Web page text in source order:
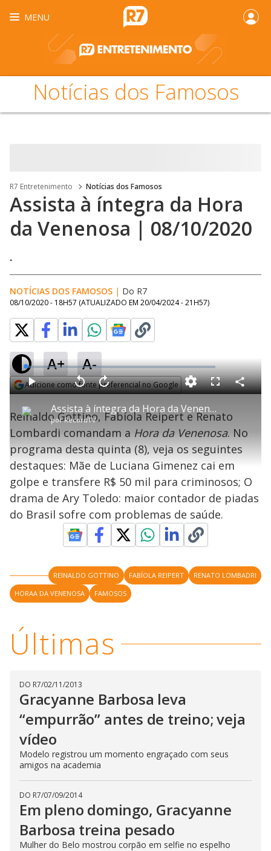
MENU
Notícias dos Famosos
R7 Entretenimento Notícias dos Famosos
Assista à íntegra da Hora
da Venenosa | 08/10/2020
.
NOTÍCIAS DOS FAMOSOS | Do R7
08/10/2020 - 18H57 (ATUALIZADO EM 20/04/2024 - 21H57)
A+ A-
Adicione como fonte preferencial no Google
P
l
a
y
V
i
d
o
Assista à íntegra da Hora da Venenosa | 08/10/2020
porRecordTV
P V
t
a
r
0
e
g
n
d
o
s
A
a
n
r
1
s
e
g
u
n
L
o
a
d
e
:
0
.
5
8
%
F
l
s
c
e
e
n
C
o
l
a
Reinaldo Gottino, Fabíola Reipert e Renato
Lombardi comandam a Hora da Venenosa. No
programa desta quinta (8), veja os seguintes
destaques: Mãe de Luciana Gimenez cai em
golpe e transfere R$ 50 mil para criminosos; O
drama de Ary Toledo: maior contador de piadas
do Brasil sofre com problemas de saúde.
REINALDO GOTTINO FABÍOLA REIPERT
RENATO LOMBADRI
HORAA DA VENENOSA
FAMOSOS
Últimas
DO R7/02/11/2013
Gracyanne Barbosa leva
“empurrão” antes de treino; veja
vídeo
Modelo registrou um momento engraçado com seus
amigos na academia
DO R7/07/09/2014
Em pleno domingo, Gracyanne
Barbosa treina pesado
Mulher do Belo mostrou corpão em selfie no espelho